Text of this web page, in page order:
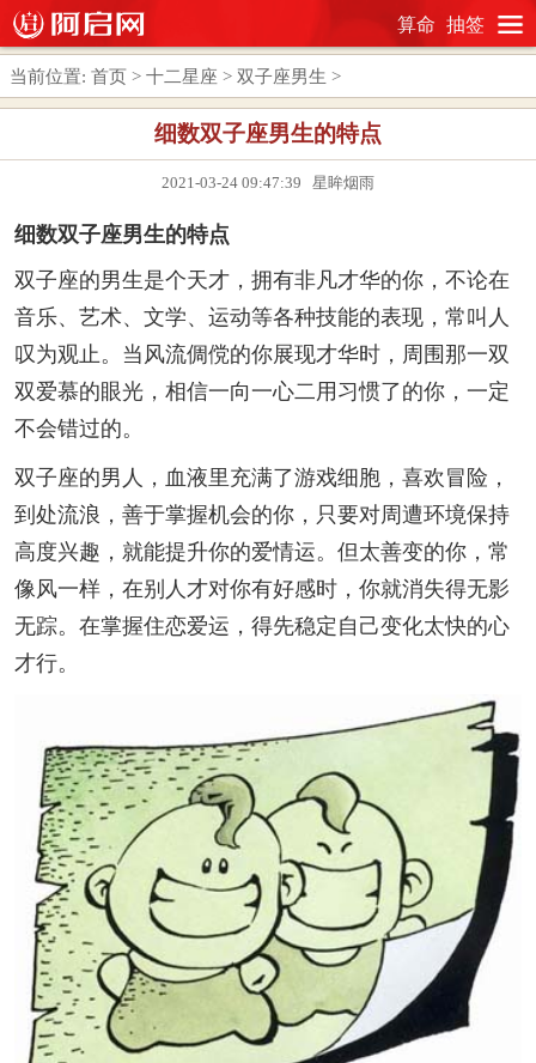
算命 抽签
当前位置: 首页 > 十二星座 > 双子座男生 >
细数双子座男生的特点
2021-03-24 09:47:39 星眸烟雨
细数双子座男生的特点
双子座的男生是个天才，拥有非凡才华的你，不论在
音乐、艺术、文学、运动等各种技能的表现，常叫人
叹为观止。当风流倜傥的你展现才华时，周围那一双
双爱慕的眼光，相信一向一心二用习惯了的你，一定
不会错过的。
双子座的男人，血液里充满了游戏细胞，喜欢冒险，
到处流浪，善于掌握机会的你，只要对周遭环境保持
高度兴趣，就能提升你的爱情运。但太善变的你，常
像风一样，在别人才对你有好感时，你就消失得无影
无踪。在掌握住恋爱运，得先稳定自己变化太快的心
才行。